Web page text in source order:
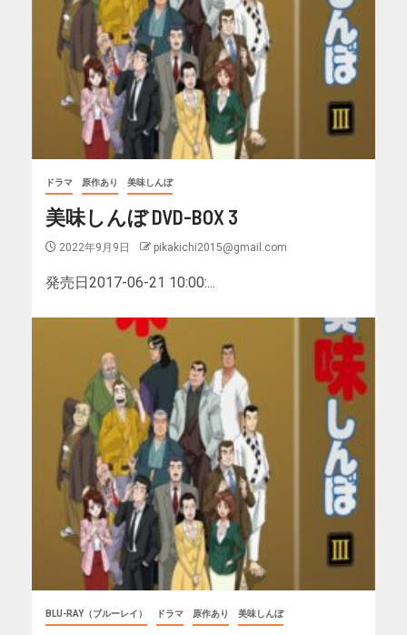
ドラマ 原作あり 美味しんぼ
美味しんぼ DVD-BOX 3
2022年9月9日 pikakichi2015@gmail.com
発売日2017-06-21 10:00:...
BLU-RAY（ブルーレイ） ドラマ 原作あり 美味しんぼ